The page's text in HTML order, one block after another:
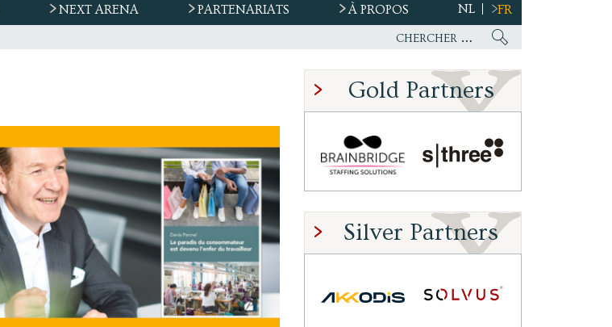
NEXT ARENA PARTENARIATS À PROPOS NL FR
Gold Partners
Silver Partners